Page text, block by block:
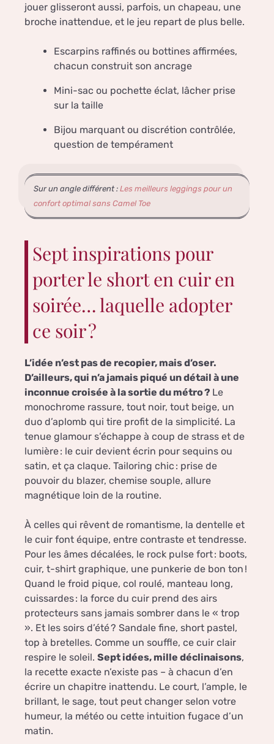
jouer glisseront aussi, parfois, un chapeau, une
broche inattendue, et le jeu repart de plus belle.
Escarpins raffinés ou bottines affirmées,
chacun construit son ancrage
Mini-sac ou pochette éclat, lâcher prise
sur la taille
Bijou marquant ou discrétion contrôlée,
question de tempérament
Sur un angle différent : Les meilleurs leggings pour un
confort optimal sans Camel Toe
Sept inspirations pour
porter le short en cuir en
soirée… laquelle adopter
ce soir ?
L’idée n’est pas de recopier, mais d’oser.
D’ailleurs, qui n’a jamais piqué un détail à une
inconnue croisée à la sortie du métro ? Le
monochrome rassure, tout noir, tout beige, un
duo d’aplomb qui tire profit de la simplicité. La
tenue glamour s’échappe à coup de strass et de
lumière : le cuir devient écrin pour sequins ou
satin, et ça claque. Tailoring chic : prise de
pouvoir du blazer, chemise souple, allure
magnétique loin de la routine.
À celles qui rêvent de romantisme, la dentelle et
le cuir font équipe, entre contraste et tendresse.
Pour les âmes décalées, le rock pulse fort : boots,
cuir, t-shirt graphique, une punkerie de bon ton !
Quand le froid pique, col roulé, manteau long,
cuissardes : la force du cuir prend des airs
protecteurs sans jamais sombrer dans le « trop
». Et les soirs d’été ? Sandale fine, short pastel,
top à bretelles. Comme un souffle, ce cuir clair
respire le soleil. Sept idées, mille déclinaisons,
la recette exacte n’existe pas – à chacun d’en
écrire un chapitre inattendu. Le court, l’ample, le
brillant, le sage, tout peut changer selon votre
humeur, la météo ou cette intuition fugace d’un
matin.